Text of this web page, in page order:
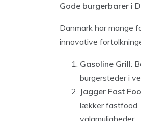
Gode burgerbarer i
Danmark har mange
innovative
Gasoline Grill:
burgersteder i
Jagger Fast
lækker fastfood.
valgmuligheder.